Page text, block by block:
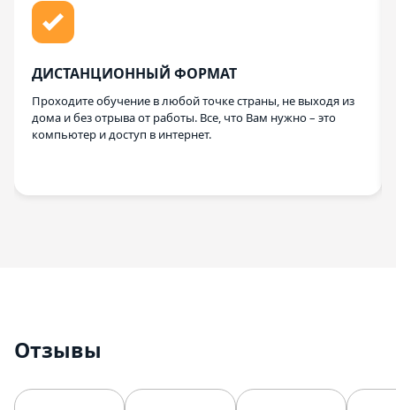
ДИСТАНЦИОННЫЙ ФОРМАТ
Проходите обучение в любой точке страны, не выходя из
дома и без отрыва от работы. Все, что Вам нужно – это
компьютер и доступ в интернет.
Отзывы